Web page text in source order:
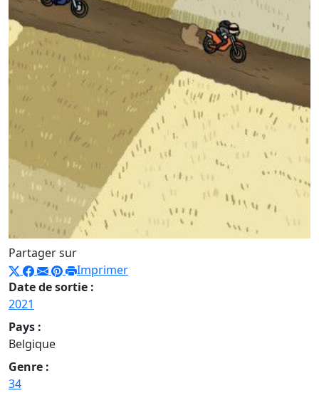
Partager sur
Imprimer
Date de sortie :
2021
Pays :
Belgique
Genre :
34